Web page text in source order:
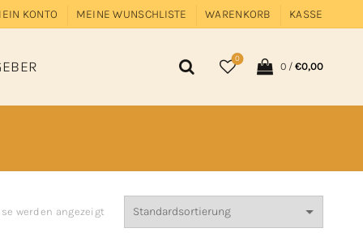
KONTO MEINE WUNSCHLISTE WARENKORB KASSE
0
0 / €0,00
werden angezeigt